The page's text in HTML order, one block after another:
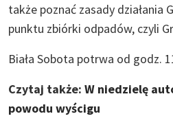
także poznać zasady działania
punktu zbiórki odpadów, czyli
Biała Sobota potrwa od godz.
Czytaj także: W niedzielę
powodu wyścigu